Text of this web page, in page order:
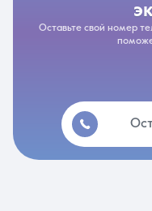
Оставьте свой номер